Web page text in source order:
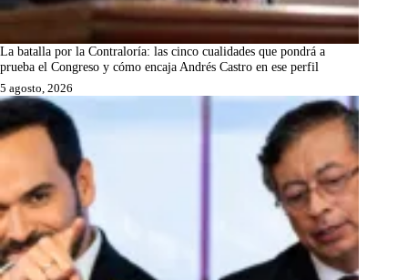
La batalla por la Contraloría: las cinco cualidades que pondrá a
prueba el Congreso y cómo encaja Andrés Castro en ese perfil
5 agosto, 2026